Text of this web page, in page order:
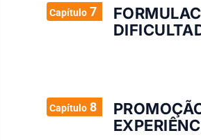
Capítulo7
Capítulo8